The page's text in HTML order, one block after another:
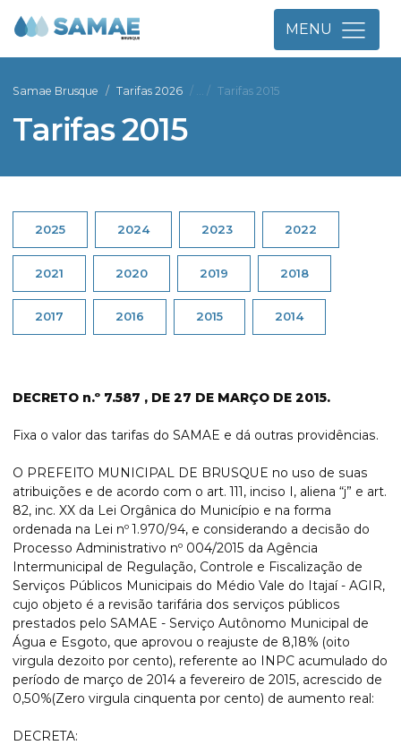
MENU
Samae Brusque Tarifas 2026 Tarifas 2015
Tarifas 2015
2025 2024 2023 2022
2021 2020 2019 2018
2017 2016 2015 2014
DECRETO n.º 7.587 , DE 27 DE MARÇO DE 2015.
Fixa o valor das tarifas do SAMAE e dá outras providências.
O PREFEITO MUNICIPAL DE BRUSQUE no uso de suas
atribuições e de acordo com o art. 111, inciso I, aliena “j” e art.
82, inc. XX da Lei Orgânica do Município e na forma
ordenada na Lei nº 1.970/94, e considerando a decisão do
Processo Administrativo nº 004/2015 da Agência
Intermunicipal de Regulação, Controle e Fiscalização de
Serviços Públicos Municipais do Médio Vale do Itajaí - AGIR,
cujo objeto é a revisão tarifária dos serviços públicos
prestados pelo SAMAE - Serviço Autônomo Municipal de
Água e Esgoto, que aprovou o reajuste de 8,18% (oito
virgula dezoito por cento), referente ao INPC acumulado do
período de março de 2014 a fevereiro de 2015, acrescido de
0,50%(Zero virgula cinquenta por cento) de aumento real:
DECRETA: